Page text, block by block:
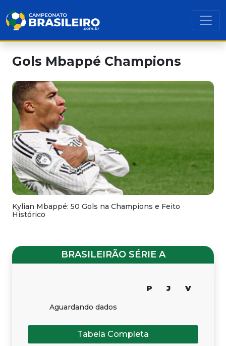
Gols Mbappé Champions
Kylian Mbappé: 50 Gols na Champions e Feito
Histórico
BRASILEIRÃO SÉRIE A
P J V
Aguardando dados
Tabela Completa